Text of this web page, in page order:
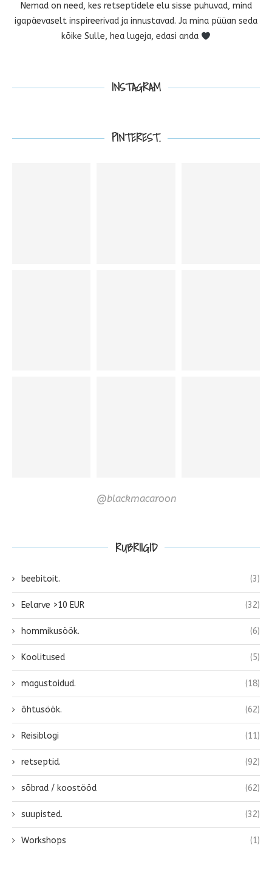
Nemad on need, kes retseptidele elu sisse puhuvad, mind
igapäevaselt inspireerivad ja innustavad. Ja mina püüan seda
kõike Sulle, hea lugeja, edasi anda
INSTAGRAM
PINTEREST.
@blackmacaroon
RUBRIIGID
beebitoit. (3)
Eelarve >10 EUR (32)
hommikusöök. (6)
Koolitused (5)
magustoidud. (18)
õhtusöök. (62)
Reisiblogi (11)
retseptid. (92)
sõbrad / koostööd (62)
suupisted. (32)
Workshops (1)